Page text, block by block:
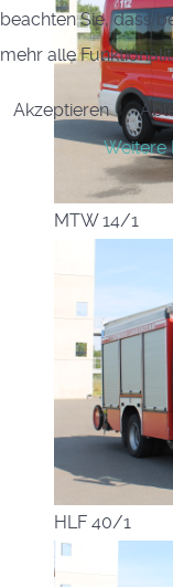
MTW 14/1
HLF 40/1
beachten Sie, dass
mehr alle
Akzeptieren
Weitere